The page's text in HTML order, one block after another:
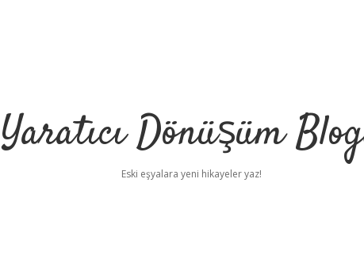
Yaratıcı Dönüşüm
Eski eşyalara yeni hikayeler yaz!